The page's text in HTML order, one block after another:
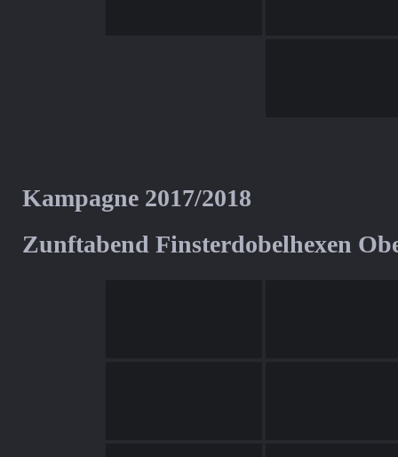
Kampagne 2017/2018
Zunftabend Finsterdobelhexen